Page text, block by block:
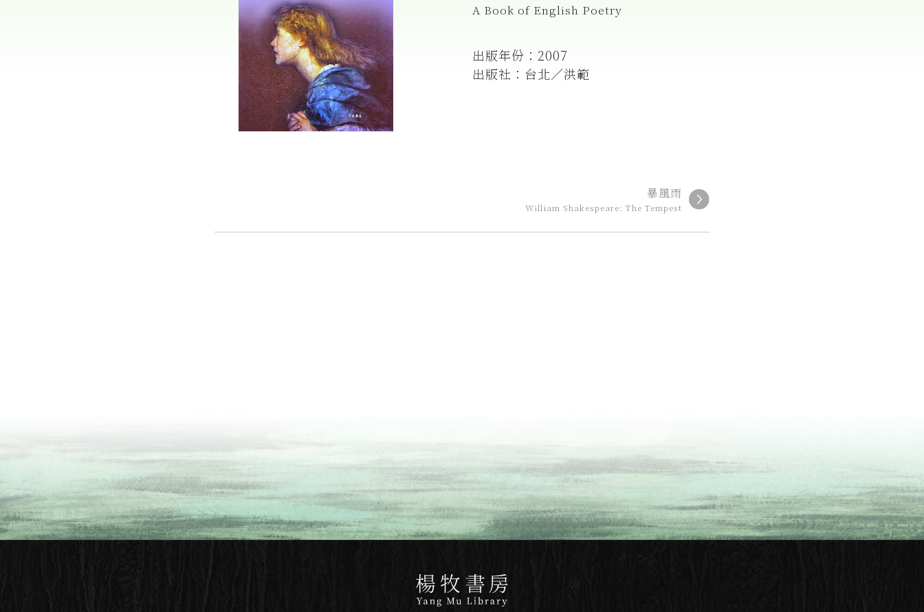
A Book of English Poetry
出版年份：2007
出版社：台北／洪範
暴風雨
William Shakespeare: The Tempest